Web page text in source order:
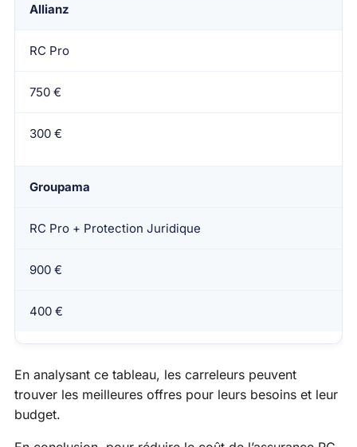
Allianz
RC Pro
750 €
300 €
Groupama
RC Pro + Protection Juridique
900 €
400 €
En analysant ce tableau, les carreleurs peuvent
trouver les meilleures offres pour leurs besoins et leur
budget.